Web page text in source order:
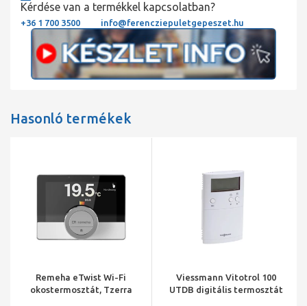
Kérdése van a termékkel kapcsolatban?
+36 1 700 3500 info@ferencziepuletgepeszet.hu
Hasonló termékek
Remeha eTwist Wi-Fi
okostermosztát, Tzerra
Viessmann Vitotrol 100
UTDB digitális termosztát